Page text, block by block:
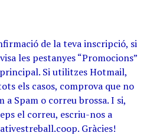
de la teva inscripció, si
les pestanyes “Promocions”
principal. Si utilitzes Hotmail,
els casos, comprova que no
a Spam o correu brossa. I si,
el correu, escriu-nos a
Gràcies!